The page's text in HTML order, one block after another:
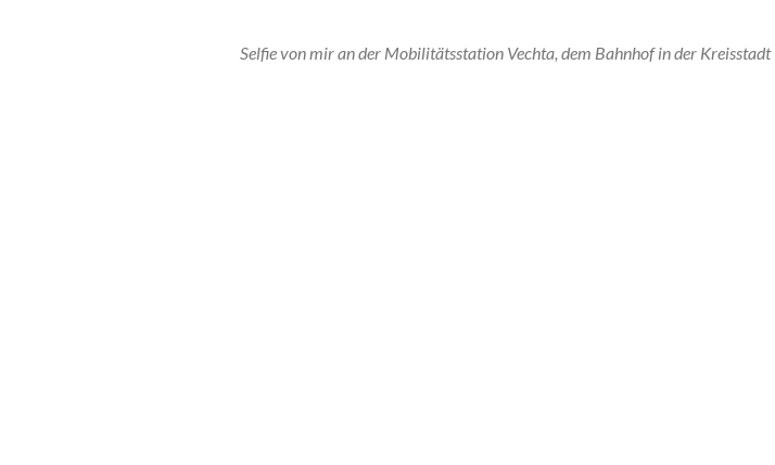
Selfie von mir an der Mobilitätsstation Vechta, dem Bahnhof in der Kreisstadt